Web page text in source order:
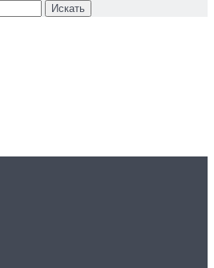
Искать